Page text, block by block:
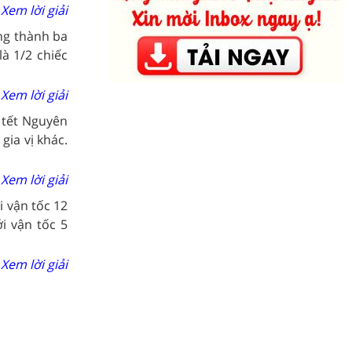
Xem lời giải
thành ba
1/2 chiếc
Xem lời giải
Nguyên
vị khác.
Xem lời giải
vận tốc 12
vận tốc 5
Xem lời giải